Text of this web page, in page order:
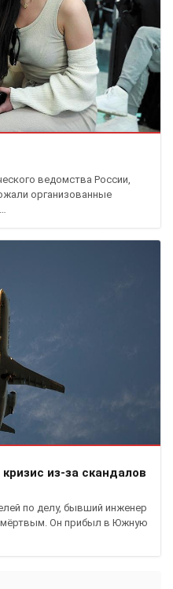
ведомства России,
организованные
из-за скандалов
по делу, бывший инженер
мёртвым. Он прибыл в Южную